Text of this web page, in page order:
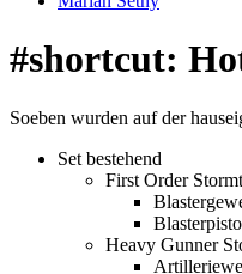
#shortcut:
Soeben wurden auf der
Set bestehend
First Order
Heavy Gunner